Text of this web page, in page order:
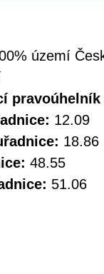
území
pravoúhelník
12.09
18.86
48.55
51.06